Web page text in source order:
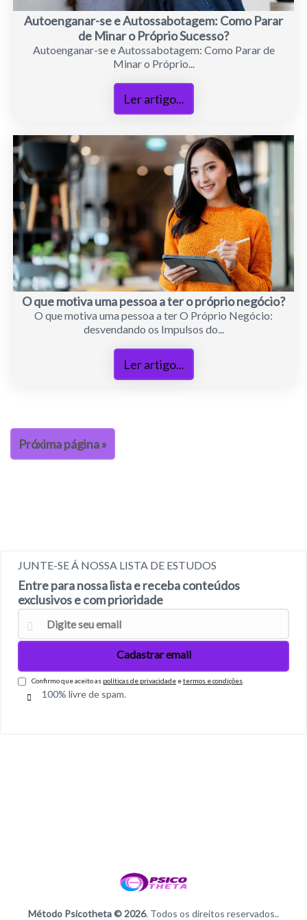
Autoenganar-se e Autossabotagem: Como Parar
de Minar o Próprio Sucesso?
Autoenganar-se e Autossabotagem: Como Parar de
Minar o Próprio...
Ler artigo...
O que motiva uma pessoa a ter o próprio negócio?
O que motiva uma pessoa a ter O Próprio Negócio:
desvendando os Impulsos do...
Ler artigo...
Próxima página »
JUNTE-SE Á NOSSA LISTA DE ESTUDOS
Entre para nossa lista e receba conteúdos
exclusivos e com prioridade
Confirmo que aceito as políticas de privacidadeetermos e condições.
100% livre de spam.
Método Psicotheta © 2026. Todos os direitos reservados..